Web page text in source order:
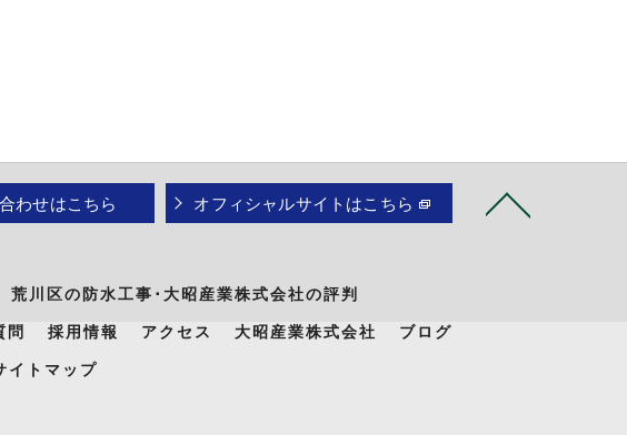
わせはこちら オフィシャルサイトはこちら
荒川区の防水工事･大昭産業株式会社の評判
問 採用情報 アクセス 大昭産業株式会社
ブログ
イトマップ